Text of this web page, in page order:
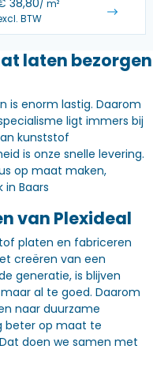
38,80/ m²
BTW
laten bezorgen
is enorm lastig. Daarom
ligt immers bij
kunststof
is onze snelle levering.
op maat maken,
in Baars
van Plexideal
platen en fabriceren
creëren van een
generatie, is blijven
al te goed. Daarom
naar duurzame
beter op maat te
doen we samen met